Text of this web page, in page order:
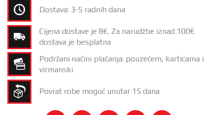
Dostava: 3-5 radnih dana
Cijena dostave je 8€. Za narudžbe iznad 100€
dostava je besplatna
Podržani načini plaćanja: pouzećem, karticama i
virmanski
Povrat robe moguć unutar 15 dana